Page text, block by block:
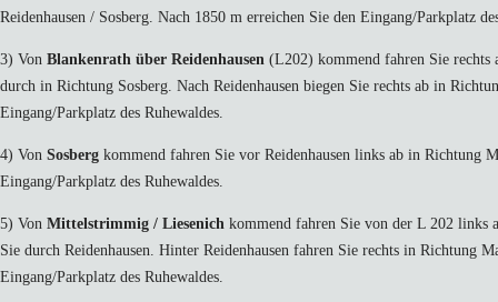
Reidenhausen / Sosberg. Nach 1850 m erreichen Sie den Eingang/Parkplatz
3) Von Blankenrath über Reidenhausen (L202) kommend fahren Sie rechts
durch in Richtung Sosberg. Nach Reidenhausen biegen Sie rechts ab in
Eingang/Parkplatz des Ruhewaldes.
4) Von Sosberg kommend fahren Sie vor Reidenhausen links ab in Richtung
Eingang/Parkplatz des Ruhewaldes.
5) Von Mittelstrimmig / Liesenich kommend fahren Sie von der L 202 links
Sie durch Reidenhausen. Hinter Reidenhausen fahren Sie rechts in Richtung
Eingang/Parkplatz des Ruhewaldes.